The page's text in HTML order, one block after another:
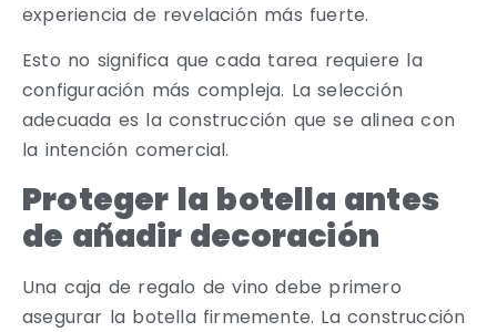
experiencia de revelación más fuerte.
Esto no significa que cada tarea requiere la
configuración más compleja. La selección
adecuada es la construcción que se alinea con
la intención comercial.
Proteger la botella antes
de añadir decoración
Una caja de regalo de vino debe primero
asegurar la botella firmemente. La construcción